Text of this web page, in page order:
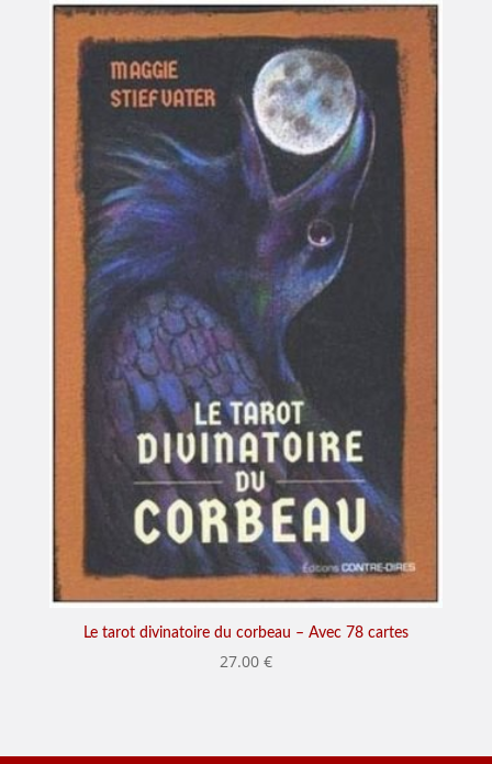
Le tarot divinatoire du corbeau – Avec 78 cartes
27.00 €